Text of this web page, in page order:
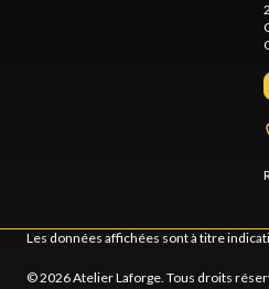
Les données affichées sont à titre
© 2026 Atelier Laforge. Tous droits